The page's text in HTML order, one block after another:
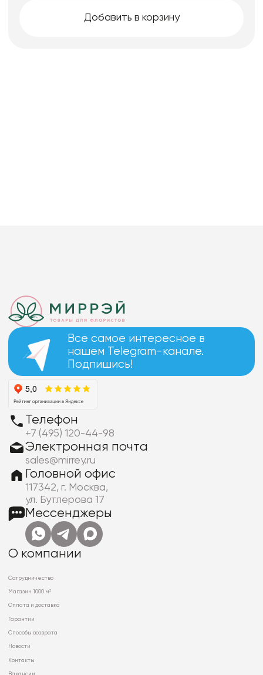
Добавить в корзину
Все самое интересное в
нашем Telegram-канале.
Подпишись!
Телефон
+7 (495) 120-44-98
Электронная почта
sales@mirrey.ru
Головной офис
117342, г. Москва,
ул. Бутлерова 17
Мессенджеры
О компании
Сотрудничество
Магазин 1000 м²
Оплата и доставка
Гарантии
Способы возврата
Новости
Контакты